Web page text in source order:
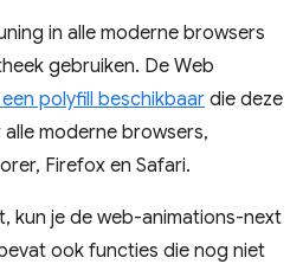
in alle moderne browsers
gebruiken. De Web
polyfill beschikbaar die deze
moderne browsers,
Firefox en Safari.
kun je de web-animations-next
ook functies die nog niet